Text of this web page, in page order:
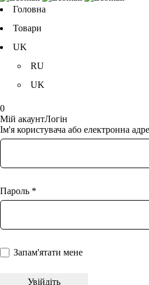
Головна
Товари
UK
RU
UK
0
Мій акаунтЛогін
Ім'я користувача або електронна
Пароль *
Запам'ятати мене